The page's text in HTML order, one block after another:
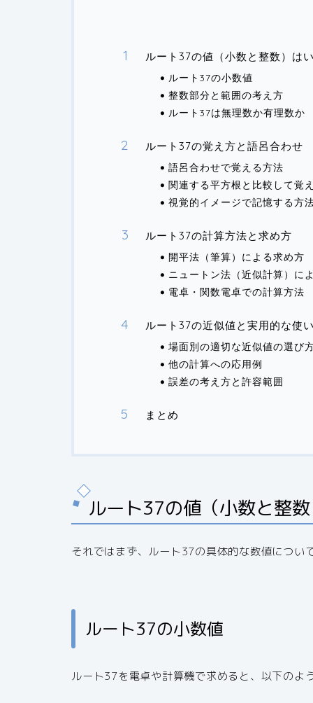
ルート37の値（小数と整数）は
ルート37の小数値
整数部分と範囲の考え方
ルート37は無理数か有理数か
ルート37の覚え方と語呂合わせ
語呂合わせで覚える方法
関連する平方根と比較して覚
視覚的イメージで記憶する方
ルート37の計算方法と求め方
開平法（筆算）による求め方
ニュートン法（近似計算）に
電卓・関数電卓での計算方法
ルート37の近似値と実用的な使
場面別の適切な近似値の選び
他の計算への応用例
誤差の考え方と許容範囲
まとめ
ルート37の値（小数と整
それではまず、ルート37の具体的な数値につい
ルート37の小数値
ルート37を電卓や計算機で求めると、以下のよ